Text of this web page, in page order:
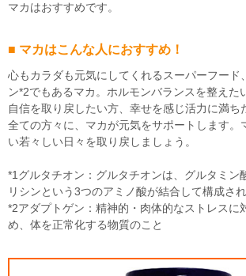
マカはおすすめです。
■ マカはこんな人におすすめ！
心もカラダも元気にしてくれるスーパーフード
ン*2でもあるマカ。ホルモンバランスを整えた
自信を取り戻したい方、幸せを感じ活力に満ち
全ての方々に、マカが元気をサポートします。
い若々しい日々を取り戻しましょう。
*1グルタチオン：グルタチオンは、グルタミン
リシンという3つのアミノ酸が結合して構成さ
*2アダプトゲン：精神的・肉体的なストレスに
め、体を正常化する物質のこと